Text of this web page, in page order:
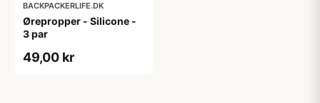
BACKPACKERLIFE.DK
Ørepropper - Silicone -
3 par
49,00 kr